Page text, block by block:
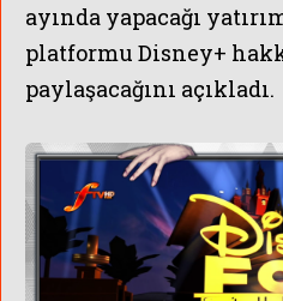
ayında yapacağı
platformu Disney+
paylaşacağını açıkladı.